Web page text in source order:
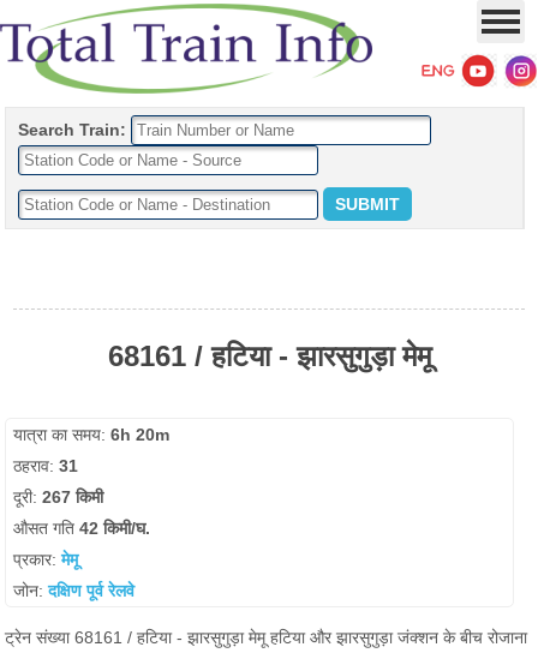
Search Train:
68161 / हटिया - झारसुगुड़ा मेमू
यात्रा का समय:6h 20m
ठहराव:31
दूरी:267 किमी
औसत गति42 किमी/घ.
प्रकार:मेमू
जोन:दक्षिण पूर्व रेलवे
ट्रेन संख्या 68161 / हटिया - झारसुगुड़ा मेमू हटिया और झारसुगुड़ा जंक्शन के बीच रोजाना